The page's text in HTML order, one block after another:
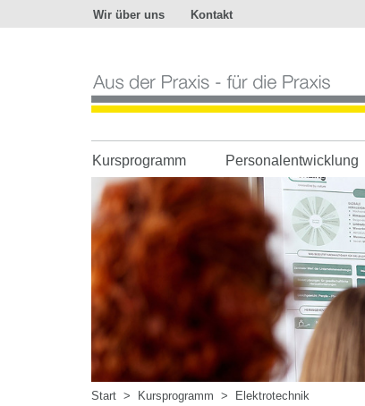
Wir über uns Kontakt
der
Praxis
-
die
Praxis
Kursprogramm Personalentwicklung
Start > Kursprogramm > Elektrotechnik